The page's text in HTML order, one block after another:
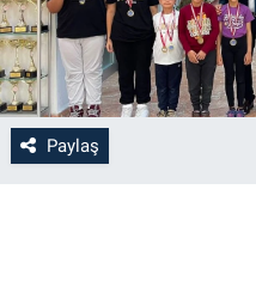
Paylaş
3.Sayfa
Medya
Bilim-Tek